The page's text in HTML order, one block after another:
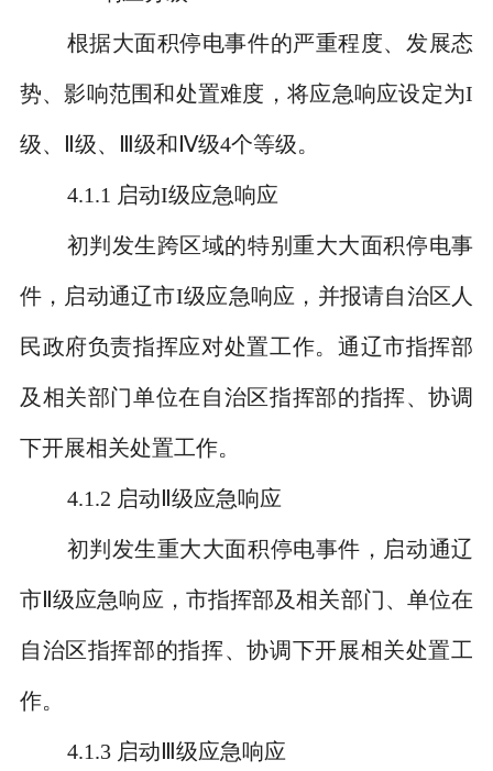
根据大面积停电事件的严重程度、发展态
势、影响范围和处置难度，将应急响应设定为I
级、 级、 级和Ⅳ级4个等级。
4.1.1 启动I级应急响应
初判发生跨区域的特别重大大面积停电事
件，启动通辽市I级应急响应，并报请自治区人
民政府负责指挥应对处置工作。通辽市指挥部
及相关部门单位在自治区指挥部的指挥、协调
下开展相关处置工作。
4.1.2 启动 级应急响应
初判发生重大大面积停电事件，启动通辽
市 Ⅱ级应急响应，市指挥部及相关部门、单位在
自治区指挥部的指挥、协调下开展相关处置工
作。
4.1.3 启动 级应急响应